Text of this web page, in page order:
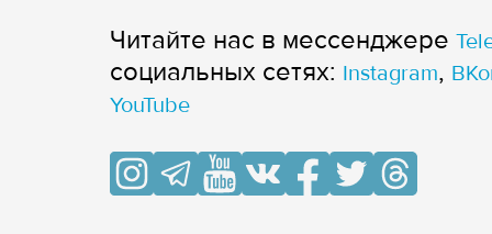
Читайте нас в мессенджере
cоциальных сетях: Instagram,
YouTube